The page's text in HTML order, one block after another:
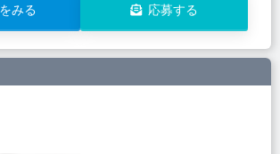
みる 応募する